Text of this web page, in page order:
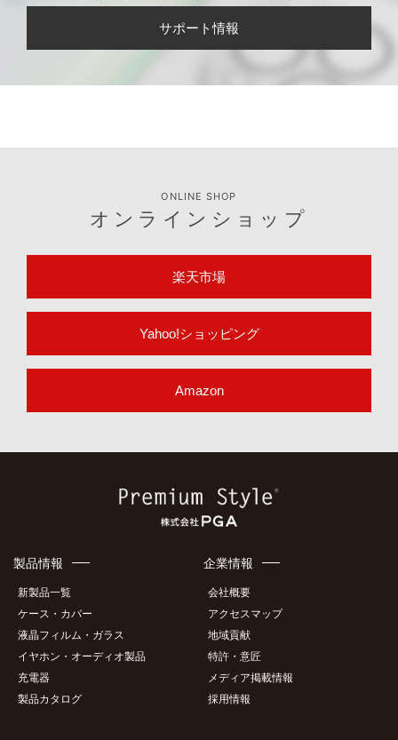
サポート情報
ONLINE SHOP
オンラインショップ
楽天市場
Yahoo!ショッピング
Amazon
製品情報
新製品一覧
ケース・カバー
液晶フィルム・ガラス
イヤホン・オーディオ製品
充電器
製品カタログ
企業情報
会社概要
アクセスマップ
地域貢献
特許・意匠
メディア掲載情報
採用情報